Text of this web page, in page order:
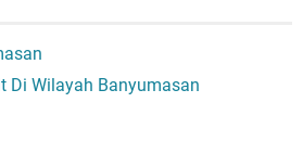
Di Wilayah Banyumasan